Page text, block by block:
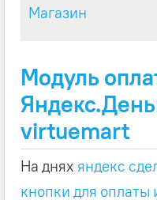
Магазин
Модуль
virtuemart
На днях яндекс
кнопки для оплаты